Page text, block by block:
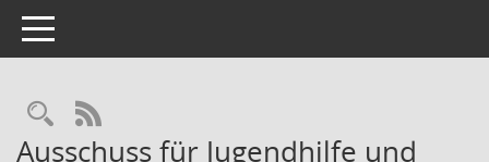
Toggle navigation
Rechercheauswahl
RSS-Feed
Ausschuss für Jugendhilfe und